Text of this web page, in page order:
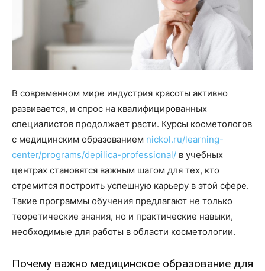
В современном мире индустрия красоты активно
развивается, и спрос на квалифицированных
специалистов продолжает расти. Курсы косметологов
с медицинским образованием nickol.ru/learning-
center/programs/depilica-professional/ в учебных
центрах становятся важным шагом для тех, кто
стремится построить успешную карьеру в этой сфере.
Такие программы обучения предлагают не только
теоретические знания, но и практические навыки,
необходимые для работы в области косметологии.
Почему важно медицинское образование для